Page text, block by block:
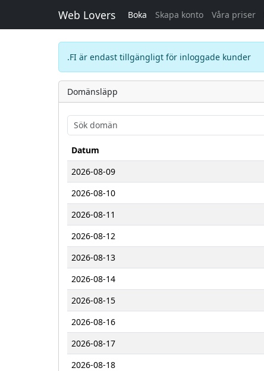
Web Lovers Boka Skapa konto Våra priser
.FI är endast tillgängligt för inloggade kunder
Domänsläpp
Datum
2026-08-09
2026-08-10
2026-08-11
2026-08-12
2026-08-13
2026-08-14
2026-08-15
2026-08-16
2026-08-17
2026-08-18